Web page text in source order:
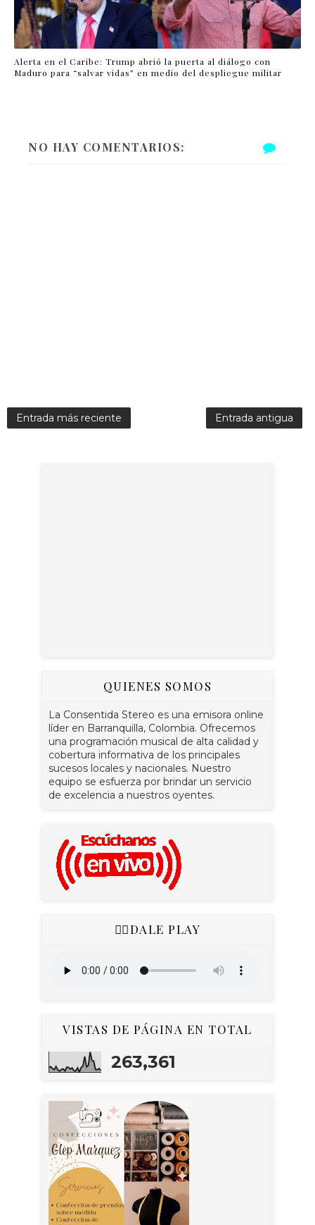
Alerta en el Caribe: Trump abrió la puerta al diálogo con
Maduro para “salvar vidas” en medio del despliegue militar
NO HAY COMENTARIOS:
Entrada más reciente Entrada antigua
QUIENES SOMOS
La Consentida Stereo es una emisora online
líder en Barranquilla, Colombia. Ofrecemos
una programación musical de alta calidad y
cobertura informativa de los principales
sucesos locales y nacionales. Nuestro
equipo se esfuerza por brindar un servicio
de excelencia a nuestros oyentes.
👇🏻DALE PLAY
VISTAS DE PÁGINA EN TOTAL
263,361